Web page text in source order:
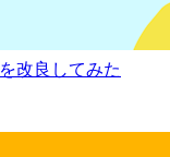
改良してみた